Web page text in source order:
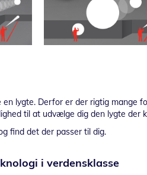
lygte. Derfor er der rigtig mange
til at udvælge dig den lygte der
find det der passer til dig.
i verdensklasse